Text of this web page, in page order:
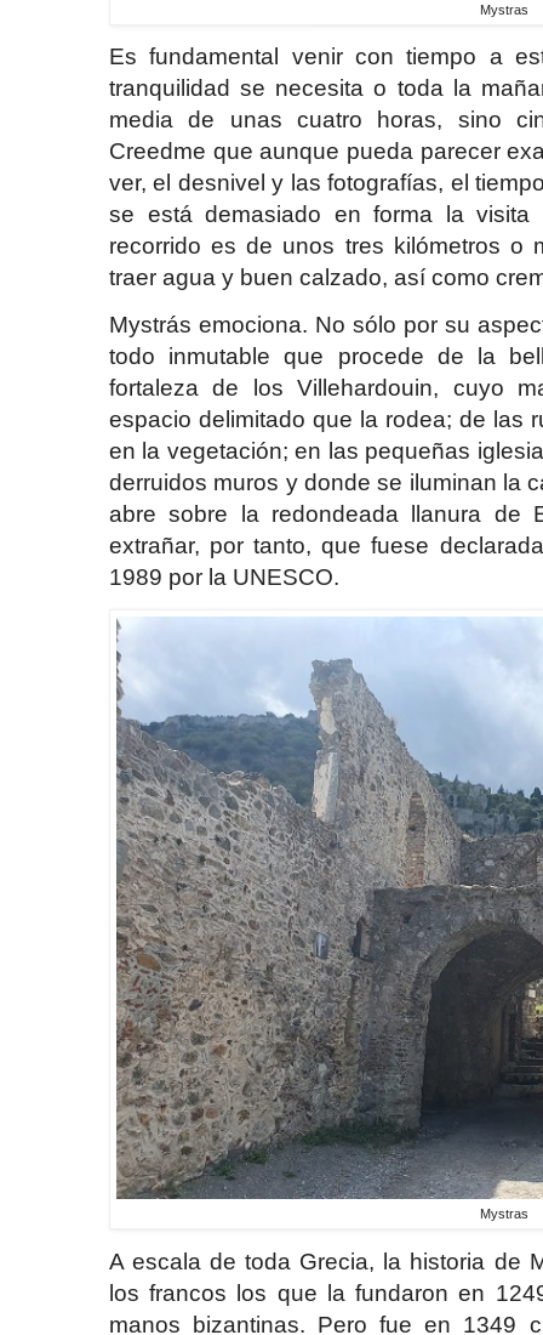
Mystras
Es fundamental venir con tiempo a
tranquilidad se necesita o toda la
media de unas cuatro horas, sino
Creedme que aunque pueda parecer
ver, el desnivel y las fotografías, el
se está demasiado en forma la
recorrido es de unos tres kilómetros o
traer agua y buen calzado, así como
Mystrás emociona. No sólo por su
todo inmutable que procede de la
fortaleza de los Villehardouin, cuyo
espacio delimitado que la rodea; de las
en la vegetación; en las pequeñas
derruidos muros y donde se iluminan la
abre sobre la redondeada llanura de
extrañar, por tanto, que fuese
1989 por la UNESCO.
Mystras
A escala de toda Grecia, la historia de
los francos los que la fundaron en
manos bizantinas. Pero fue en 1349